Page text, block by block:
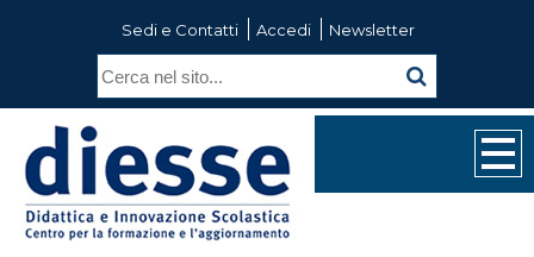
Sedi e Contatti Accedi Newsletter